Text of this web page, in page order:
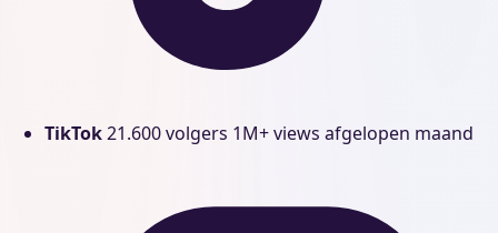
TikTok21.600 volgers 1M+ views afgelopen maand